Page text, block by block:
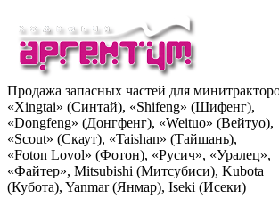
Продажа запасных частей для
«Xingtai» (Синтай), «Shifeng» (Шифенг),
«Dongfeng» (Донгфенг), «Weituo» (Вейтуо),
«Scout» (Скаут), «Taishan» (Тайшань),
«Foton Lovol» (Фотон), «Русич», «Уралец»,
«Файтер», Mitsubishi (Митсубиси), Kubota
(Кубота), Yanmar (Янмар), Iseki (Исеки)